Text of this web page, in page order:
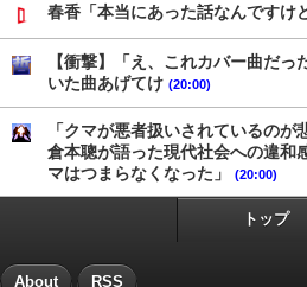
春香「本当にあった話なんです
【衝撃】「え、これカバー曲だ
いた曲あげてけ (20:00)
「クマが悪者扱いされているのが
倉本聰が語った現代社会への違和
マはつまらなくなった」
(20:00)
トップ
About RSS